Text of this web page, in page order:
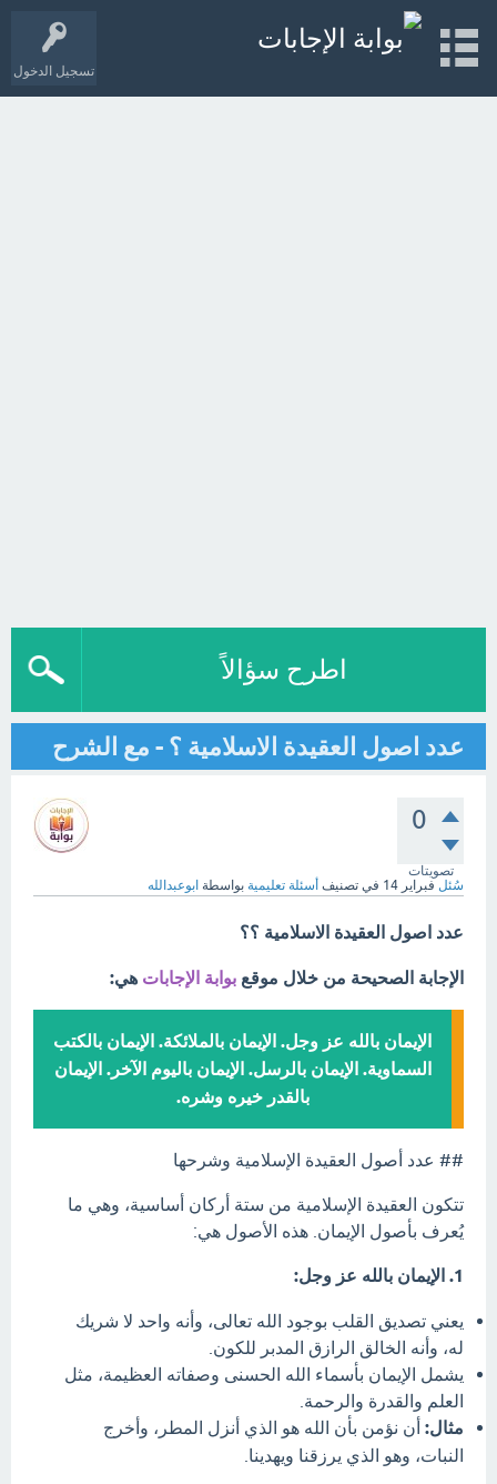
تسجيل الدخول
اطرح سؤالاً
عدد اصول العقيدة الاسلامية ؟ - مع الشرح
0
تصويتات
سُئل فبراير 14 في تصنيف أسئلة تعليمية بواسطة ابوعبدالله
عدد اصول العقيدة الاسلامية ؟؟
الإجابة الصحيحة من خلال موقع بوابة الإجابات هي:
الإيمان بالله عز وجل. الإيمان بالملائكة. الإيمان بالكتب
السماوية. الإيمان بالرسل. الإيمان باليوم الآخر. الإيمان
بالقدر خيره وشره.
## عدد أصول العقيدة الإسلامية وشرحها
تتكون العقيدة الإسلامية من ستة أركان أساسية، وهي ما
يُعرف بأصول الإيمان. هذه الأصول هي:
1. الإيمان بالله عز وجل:
يعني تصديق القلب بوجود الله تعالى، وأنه واحد لا شريك
له، وأنه الخالق الرازق المدبر للكون.
يشمل الإيمان بأسماء الله الحسنى وصفاته العظيمة، مثل
العلم والقدرة والرحمة.
مثال: أن نؤمن بأن الله هو الذي أنزل المطر، وأخرج
النبات، وهو الذي يرزقنا ويهدينا.